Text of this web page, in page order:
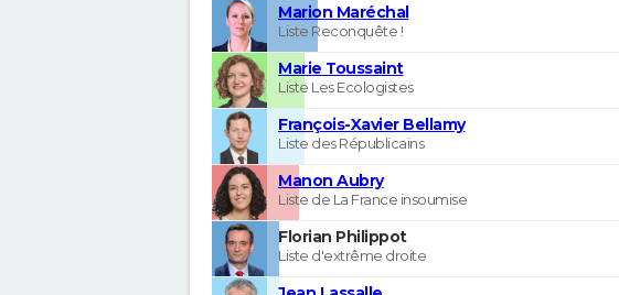
Marion Maréchal
Liste Reconquête !
Marie Toussaint
Liste Les Ecologistes
François-Xavier Bellamy
Liste des Républicains
Manon Aubry
Liste de La France insoumise
Florian Philippot
Liste d'extrême droite